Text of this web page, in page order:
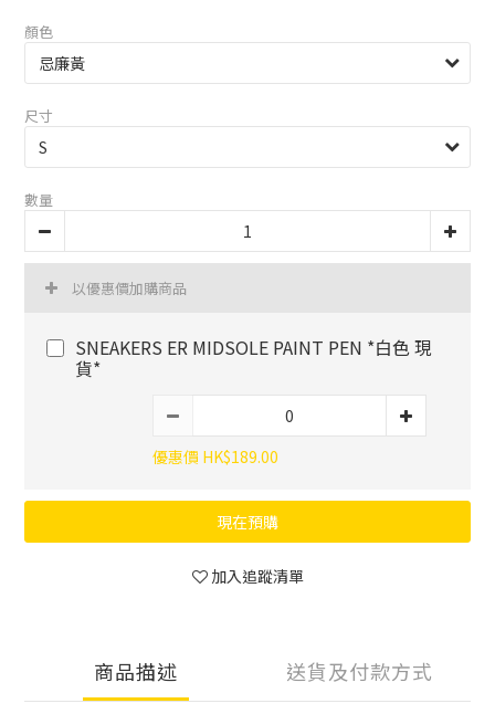
顏色
尺寸
數量
以優惠價加購商品
SNEAKERS ER MIDSOLE PAINT PEN *白色 現
貨*
優惠價 HK$189.00
現在預購
加入追蹤清單
商品描述 送貨及付款方式